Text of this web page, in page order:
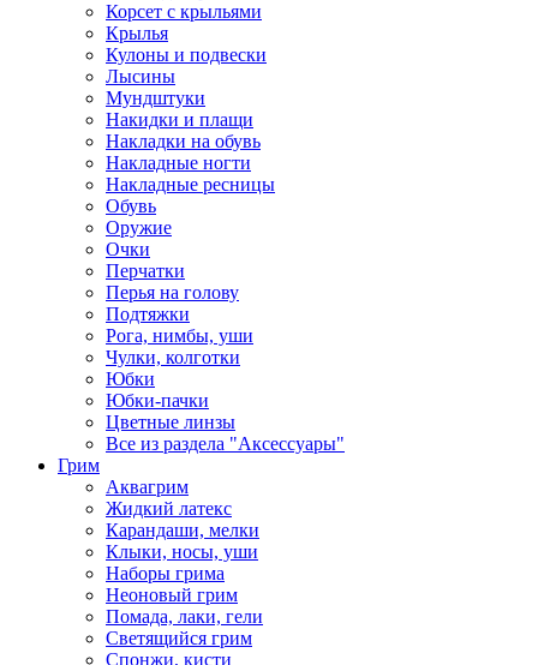
Корсет с крыльями
Крылья
Кулоны и подвески
Лысины
Мундштуки
Накидки и плащи
Накладки на обувь
Накладные ногти
Накладные ресницы
Обувь
Оружие
Очки
Перчатки
Перья на голову
Подтяжки
Рога, нимбы, уши
Чулки, колготки
Юбки
Юбки-пачки
Цветные линзы
Все из раздела "Аксессуары"
Грим
Аквагрим
Жидкий латекс
Карандаши, мелки
Клыки, носы, уши
Наборы грима
Неоновый грим
Помада, лаки, гели
Светящийся грим
Спонжи, кисти